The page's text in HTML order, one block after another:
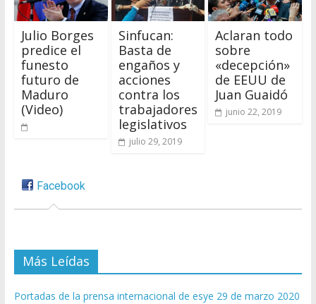
Julio Borges
predice el
funesto
futuro de
Maduro
(Video)
Sinfucan:
Basta de
engaños y
acciones
contra los
trabajadores
legislativos
julio 29, 2019
Aclaran todo
sobre
«decepción»
de EEUU de
Juan Guaidó
junio 22, 2019
Facebook
Más Leídas
Portadas de la prensa internacional de esye 29 de marzo 2020